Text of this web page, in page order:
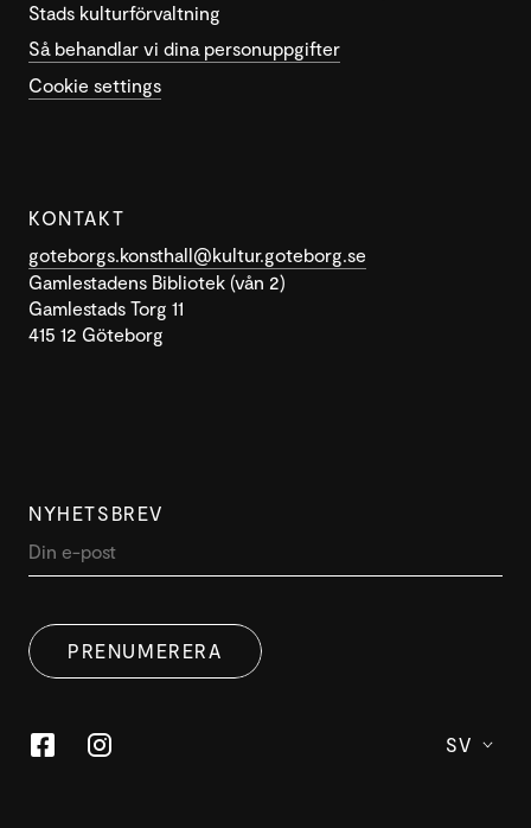
Stads kulturförvaltning
Så behandlar vi dina personuppgifter
Cookie settings
KONTAKT
goteborgs.konsthall@kultur.goteborg.se
Gamlestadens Bibliotek (vån 2)
Gamlestads Torg 11
415 12 Göteborg
NYHETSBREV
PRENUMERERA
SV